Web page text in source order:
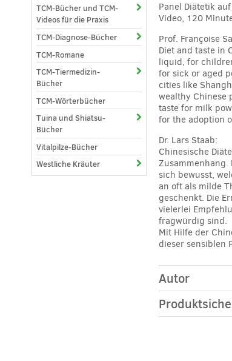
Panel Diätetik
Video, 120
Prof. Françoise
Diet and taste in
liquid, for
for sick or aged
cities like
wealthy Chinese
taste for milk
for the adoption
Dr. Lars Staab:
Chinesische
Zusammenhang.
sich bewusst,
an oft als milde
geschenkt. Die
vielerlei
fragwürdig sind.
Mit Hilfe der
dieser sensiblen
Autor
TCM-Bücher und TCM-
Videos für die Praxis
TCM-Diagnose-Bücher
TCM-Romane
TCM-Tiermedizin-
Bücher
TCM-Wörterbücher
Tuina und Shiatsu-
Bücher
Vitalpilze-Bücher
Westliche Kräuter